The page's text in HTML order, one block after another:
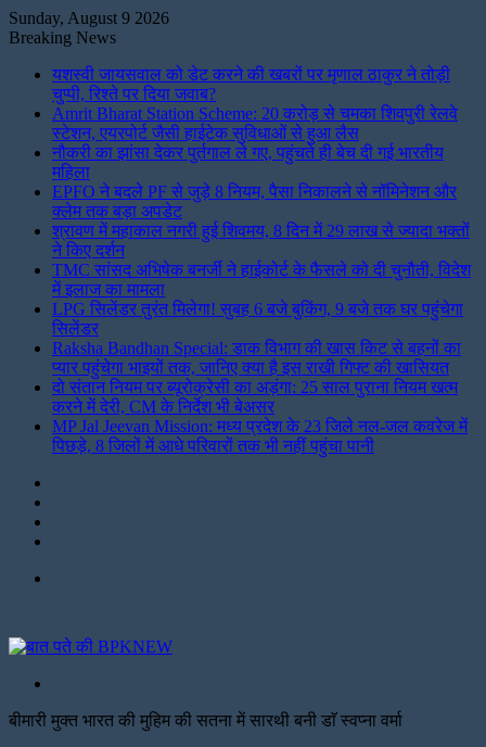
Sunday, August 9 2026
Breaking News
यशस्वी जायसवाल को डेट करने की खबरों पर मृणाल ठाकुर ने तोड़ी
चुप्पी, रिश्ते पर दिया जवाब?
Amrit Bharat Station Scheme: 20 करोड़ से चमका शिवपुरी रेलवे
स्टेशन, एयरपोर्ट जैसी हाईटेक सुविधाओं से हुआ लैस
नौकरी का झांसा देकर पुर्तगाल ले गए, पहुंचते ही बेच दी गई भारतीय
महिला
EPFO ने बदले PF से जुड़े 8 नियम, पैसा निकालने से नॉमिनेशन और
क्लेम तक बड़ा अपडेट
श्रावण में महाकाल नगरी हुई शिवमय, 8 दिन में 29 लाख से ज्यादा भक्तों
ने किए दर्शन
TMC सांसद अभिषेक बनर्जी ने हाईकोर्ट के फैसले को दी चुनौती, विदेश
में इलाज का मामला
LPG सिलेंडर तुरंत मिलेगा! सुबह 6 बजे बुकिंग, 9 बजे तक घर पहुंचेगा
सिलेंडर
Raksha Bandhan Special: डाक विभाग की खास किट से बहनों का
प्यार पहुंचेगा भाइयों तक, जानिए क्या है इस राखी गिफ्ट की खासियत
दो संतान नियम पर ब्यूरोक्रेसी का अड़ंगा: 25 साल पुराना नियम खत्म
करने में देरी, CM के निर्देश भी बेअसर
MP Jal Jeevan Mission: मध्य प्रदेश के 23 जिले नल-जल कवरेज में
पिछड़े, 8 जिलों में आधे परिवारों तक भी नहीं पहुंचा पानी
बीमारी मुक्त भारत की मुहिम की सतना में सारथी बनी डाॅ स्वप्ना वर्मा